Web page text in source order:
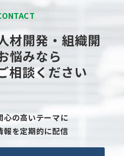
材開発・組織開
悩みなら
相談ください
心の高いテーマに
報を定期的に配信